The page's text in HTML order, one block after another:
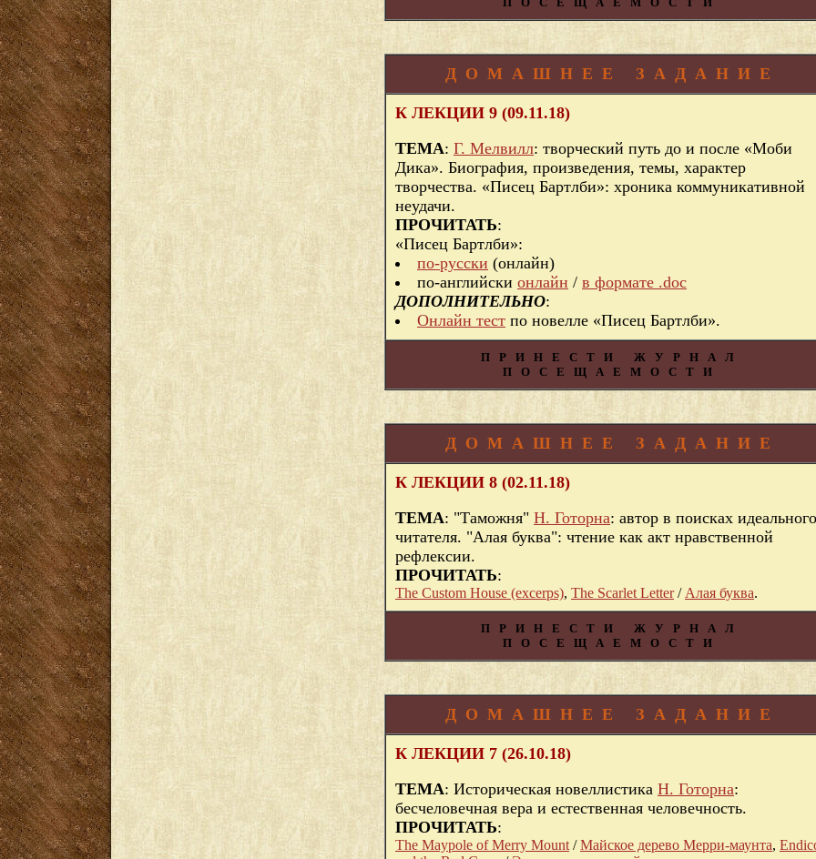
ДОМАШНЕЕ ЗАДАНИЕ
К ЛЕКЦИИ 9 (09.11.18)
ТЕМА: Г. Мелвилл: творческий путь до и после «Моби
Дика». Биография, произведения, темы, характер
творчества. «Писец Бартлби»: хроника коммуникативной
неудачи.
ПРОЧИТАТЬ:
«Писец Бартлби»:
по-русски (онлайн)
по-английски онлайн / в формате .doc
ДОПОЛНИТЕЛЬНО:
Онлайн тест по новелле «Писец Бартлби».
ПРИНЕСТИ ЖУРНАЛ
ПОСЕЩАЕМОСТИ
ДОМАШНЕЕ ЗАДАНИЕ
К ЛЕКЦИИ 8 (02.11.18)
ТЕМА: "Таможня" Н. Готорна: автор в поисках идеального
читателя. "Алая буква": чтение как акт нравственной
рефлексии.
ПРОЧИТАТЬ:
The Custom House (excerps), The Scarlet Letter/ Алая буква.
ПРИНЕСТИ ЖУРНАЛ
ПОСЕЩАЕМОСТИ
ДОМАШНЕЕ ЗАДАНИЕ
К ЛЕКЦИИ 7 (26.10.18)
ТЕМА: Историческая новеллистика Н. Готорна:
бесчеловечная вера и естественная человечность.
ПРОЧИТАТЬ:
The Maypole of Merry Mount /Майское дерево Мерри-маунта,